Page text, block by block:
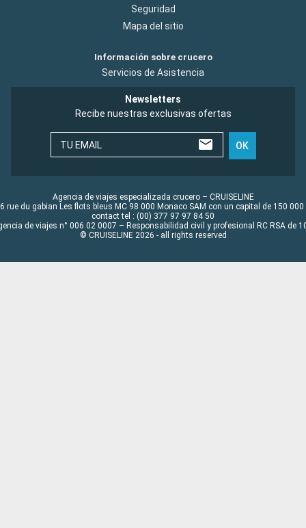
Seguridad
Mapa del sitio
Información sobre crucero
Servicios de Asistencia
Newsletters
Recibe nuestras exclusivas ofertas
TU EMAIL OK
Agencia de viajes especializada crucero – CRUISELINE
rue du gabian Les flots bleus MC 98 000 Monaco SAM con un capital de 150 000
contact tel : (00) 377 97 97 84 50
de viajes n° 006 02 0007 – Responsabilidad civil y profesional RC RSA de
© CRUISELINE 2026 - all rights reserved